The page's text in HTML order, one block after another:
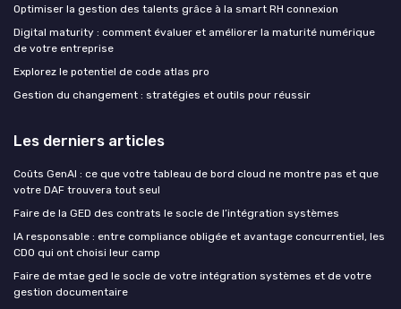
Optimiser la gestion des talents grâce à la smart RH connexion
Digital maturity : comment évaluer et améliorer la maturité numérique
de votre entreprise
Explorez le potentiel de code atlas pro
Gestion du changement : stratégies et outils pour réussir
Les derniers articles
Coûts GenAI : ce que votre tableau de bord cloud ne montre pas et que
votre DAF trouvera tout seul
Faire de la GED des contrats le socle de l’intégration systèmes
IA responsable : entre compliance obligée et avantage concurrentiel, les
CDO qui ont choisi leur camp
Faire de mtae ged le socle de votre intégration systèmes et de votre
gestion documentaire